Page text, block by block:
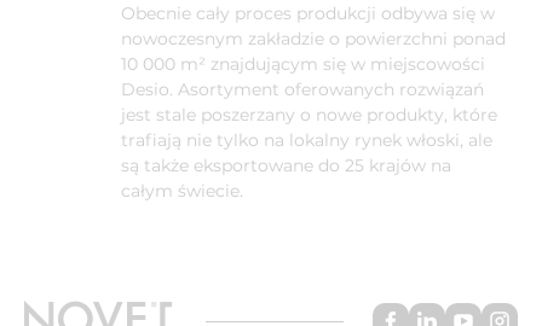
Obecnie cały proces produkcji odbywa się w
nowoczesnym zakładzie o powierzchni ponad
10 000 m² znajdującym się w miejscowości
Desio. Asortyment oferowanych rozwiązań
jest stale poszerzany o nowe produkty, które
trafiają nie tylko na lokalny rynek włoski, ale
są także eksportowane do 25 krajów na
całym świecie.